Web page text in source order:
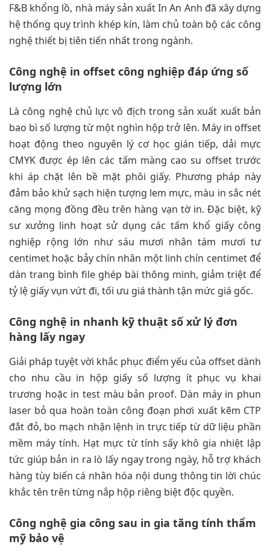
F&B khổng lồ, nhà máy sản xuất In An Anh đã xây dựng
hệ thống quy trình khép kín, làm chủ toàn bộ các công
nghệ thiết bị tiên tiến nhất trong ngành.
Công nghệ in offset công nghiệp đáp ứng số
lượng lớn
Là công nghệ chủ lực vô địch trong sản xuất xuất bản
bao bì số lượng từ một nghìn hộp trở lên. Máy in offset
hoạt động theo nguyên lý cơ học gián tiếp, dải mực
CMYK được ép lên các tấm màng cao su offset trước
khi áp chặt lên bề mặt phôi giấy. Phương pháp này
đảm bảo khử sạch hiện tượng lem mực, màu in sắc nét
căng mọng đồng đều trên hàng vạn tờ in. Đặc biệt, kỹ
sư xưởng linh hoạt sử dụng các tấm khổ giấy công
nghiệp rộng lớn như sáu mươi nhân tám mươi tư
centimet hoặc bảy chín nhân một linh chín centimet để
dàn trang bình file ghép bài thông minh, giảm triệt để
tỷ lệ giấy vụn vứt đi, tối ưu giá thành tận mức giá gốc.
Công nghệ in nhanh kỹ thuật số xử lý đơn
hàng lấy ngay
Giải pháp tuyệt vời khắc phục điểm yếu của offset dành
cho nhu cầu in hộp giấy số lượng ít phục vụ khai
trương hoặc in test màu bản proof. Dàn máy in phun
laser bỏ qua hoàn toàn công đoạn phơi xuất kẽm CTP
đắt đỏ, bo mạch nhận lệnh in trực tiếp từ dữ liệu phần
mềm máy tính. Hạt mực từ tính sấy khô gia nhiệt lập
tức giúp bản in ra lò lấy ngay trong ngày, hỗ trợ khách
hàng tùy biến cá nhân hóa nội dung thông tin lời chúc
khắc tên trên từng nắp hộp riêng biệt độc quyền.
Công nghệ gia công sau in gia tăng tính thẩm
mỹ bảo vệ